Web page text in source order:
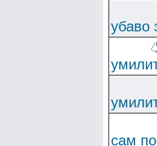
убаво
сам